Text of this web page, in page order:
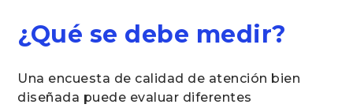
¿Qué se debe medir?
Una encuesta de calidad de atención bien
diseñada puede evaluar diferentes